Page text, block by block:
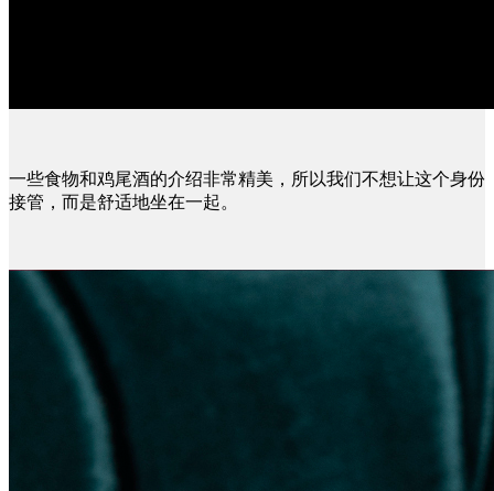
一些食物和鸡尾酒的介绍非常精美，所以我们不想让这个身份
接管，而是舒适地坐在一起。